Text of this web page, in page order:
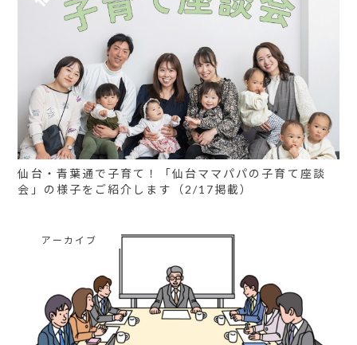
仙台・青葉通で子育て！「仙台ママパパの子育て座談
会」の様子をご紹介します（2/17掲載）
アーカイブ